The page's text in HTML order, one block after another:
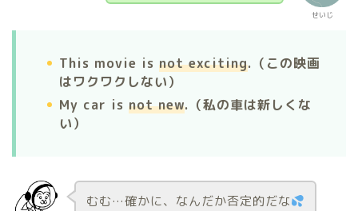
せいじ
This movie is not exciting.（この映画
はワクワクしない）
My car is not new.（私の車は新しくな
い）
むむ…確かに、なんだか否定的だな